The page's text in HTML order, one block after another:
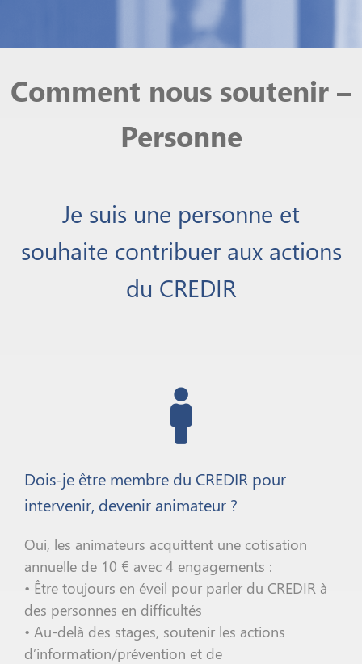
Comment nous soutenir –
Personne
Je suis une personne et
souhaite contribuer aux actions
du CREDIR
Dois-je être membre du CREDIR pour
intervenir, devenir animateur ?
Oui, les animateurs acquittent une cotisation
annuelle de 10 € avec 4 engagements :
• Être toujours en éveil pour parler du CREDIR à
des personnes en difficultés
• Au-delà des stages, soutenir les actions
d’information/prévention et de